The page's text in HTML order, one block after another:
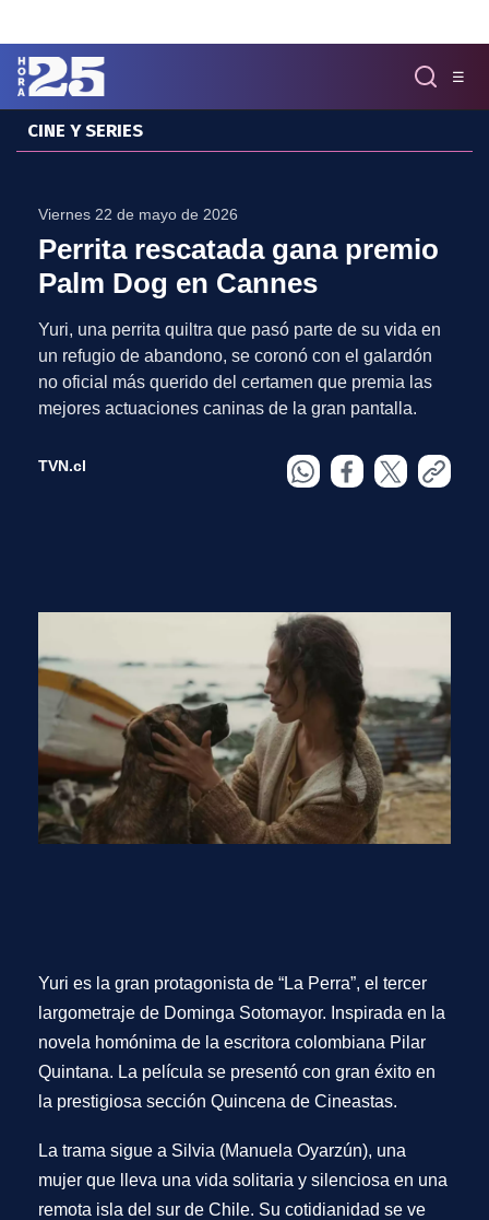
☰
MENÚ
Podcast
Artes
Música
Literatura
Patrimonio
CINE Y SERIES
Viernes 22 de mayo de 2026
Perrita rescatada gana premio
Palm Dog en Cannes
Yuri, una perrita quiltra que pasó parte de su vida en
un refugio de abandono, se coronó con el galardón
no oficial más querido del certamen que premia las
mejores actuaciones caninas de la gran pantalla.
TVN.cl
Yuri es la gran protagonista de “La Perra”, el tercer
largometraje de Dominga Sotomayor. Inspirada en la
novela homónima de la escritora colombiana Pilar
Quintana. La película se presentó con gran éxito en
la prestigiosa sección Quincena de Cineastas.
La trama sigue a Silvia (Manuela Oyarzún), una
mujer que lleva una vida solitaria y silenciosa en una
remota isla del sur de Chile. Su cotidianidad se ve